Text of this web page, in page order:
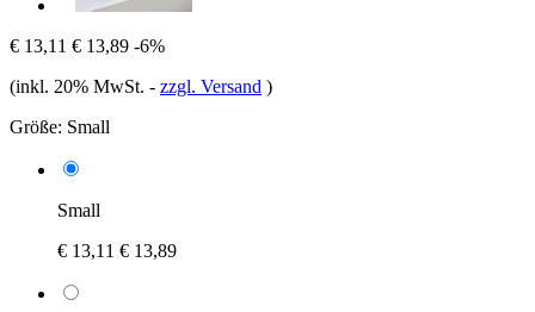
€ 13,11 € 13,89 -6%
(inkl. 20% MwSt. - zzgl. Versand )
Größe: Small
Small
€ 13,11 € 13,89